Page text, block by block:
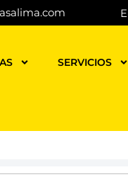
SERVICIOS